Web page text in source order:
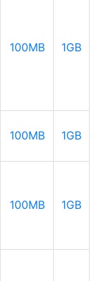
100MB 1GB
100MB 1GB
100MB 1GB